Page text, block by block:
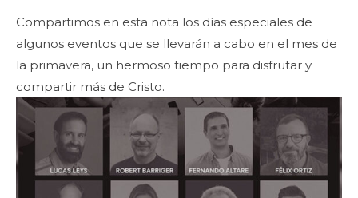
Compartimos en esta nota los días especiales de
algunos eventos que se llevarán a cabo en el mes de
la primavera, un hermoso tiempo para disfrutar y
compartir más de Cristo.